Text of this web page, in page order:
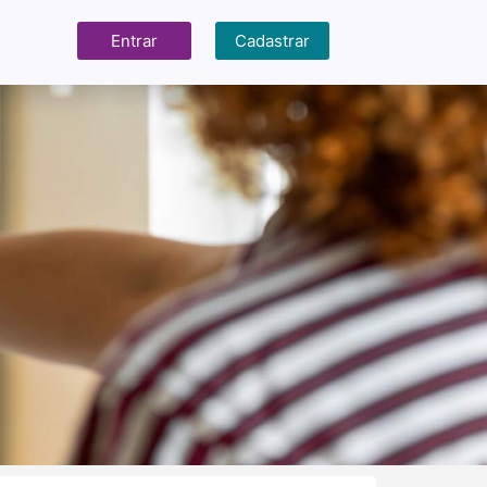
Entrar Cadastrar